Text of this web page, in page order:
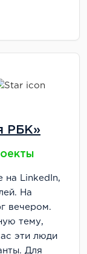
РБК»
на LinkedIn,
На
вечером.
тему,
эти люди
Для